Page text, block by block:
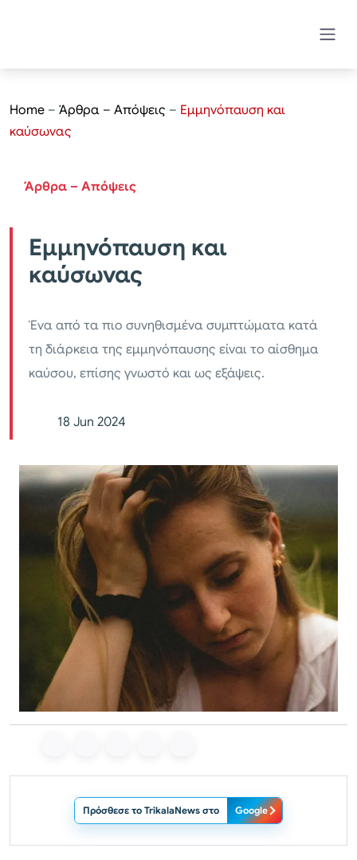
Home – Άρθρα – Απόψεις – Εμμηνόπαυση και
καύσωνας
Άρθρα – Απόψεις
Εμμηνόπαυση και
καύσωνας
Ένα από τα πιο συνηθισμένα συμπτώματα κατά
τη διάρκεια της εμμηνόπαυσης είναι το αίσθημα
καύσου, επίσης γνωστό και ως εξάψεις.
18 Jun 2024
Πρόσθεσε το TrikalaNews στο Google